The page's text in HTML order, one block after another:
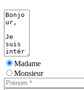
Madame
Monsieur